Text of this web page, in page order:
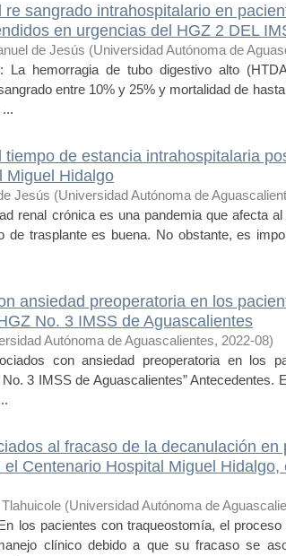
sangrado intrahospitalario en
en urgencias del HGZ 2 DEL
de Jesús (Universidad Autónoma de
La hemorragia de tubo digestivo alto
entre 10% y 25% y mortalidad de
de estancia intrahospitalaria
Miguel Hidalgo
Jesús (Universidad Autónoma de
renal crónica es una pandemia que afecta
de trasplante es buena. No obstante, es
ansiedad preoperatoria en los
No. 3 IMSS de Aguascalientes
Autónoma de Aguascalientes, 2022-08)
con ansiedad preoperatoria en los
3 IMSS de Aguascalientes” Antecedentes.
al fracaso de la decanulación en
Centenario Hospital Miguel
(Universidad Autónoma de
los pacientes con traqueostomía, el
clínico debido a que su fracaso se